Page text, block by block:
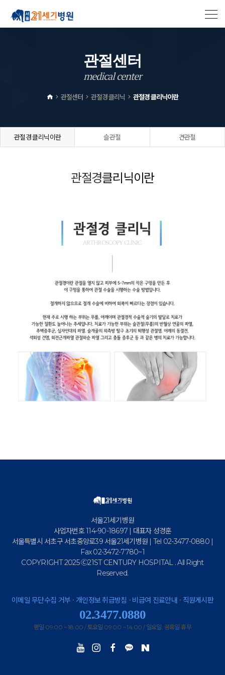
관절센터
medicalcenter
관절센터 관절경 클리닉 관절경 클리닉이란
관절경 클리닉이란 슬관절 견관절
관절경클리닉이란
서울21세기병원
사업자번호 114-90-18697 | 대표자 성경훈
서울특별시 서초구 서초중앙로39 서울21세기병원 | Tel 02-3477-0880 |
Fax 02-3472-7780~1
COPYRIGHT 2025 Ⓒ21ST CENTURY HOSPITAL . All Right
Reserved.
이메일 무단수집 거부· 개인정보 취급방침 · 비급여 진료안내· 직원게시판
02.3477.0880
평일 09:00 ~ 18:00 / 토요일 09:00 ~ 14:00 / 일요일, 공휴일 휴무